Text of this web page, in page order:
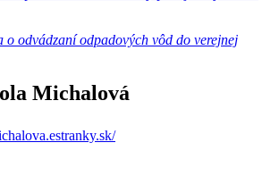
o odvádzaní odpadových vôd do verejnej
Michalová